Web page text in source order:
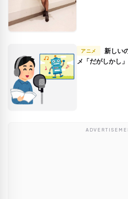
アニメ
メ「だがしかし」